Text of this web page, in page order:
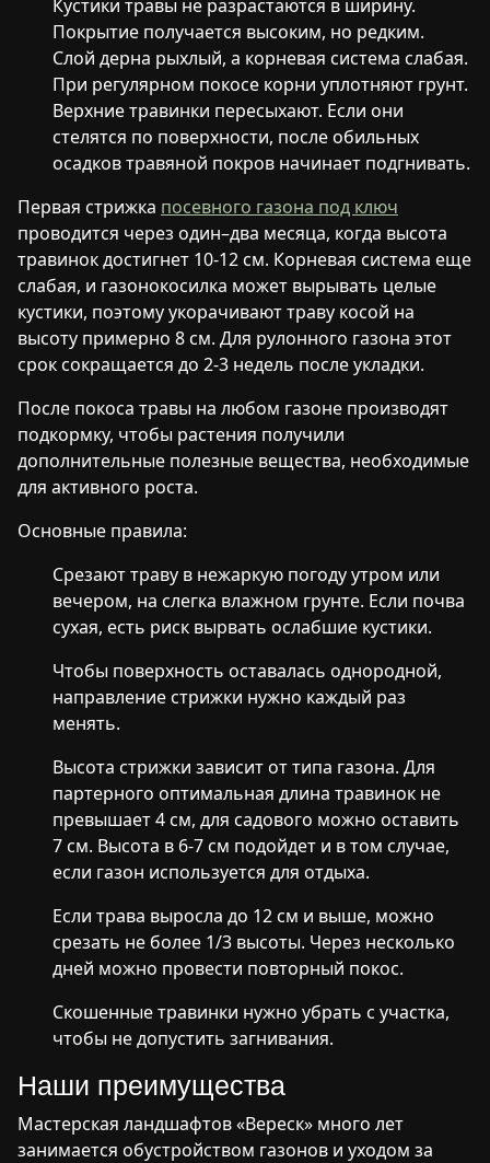
Кустики травы не разрастаются в ширину.
Покрытие получается высоким, но редким.
Слой дерна рыхлый, а корневая система слабая.
При регулярном покосе корни уплотняют грунт.
Верхние травинки пересыхают. Если они
стелятся по поверхности, после обильных
осадков травяной покров начинает подгнивать.
Первая стрижка посевного газона под ключ
проводится через один–два месяца, когда высота
травинок достигнет 10-12 см. Корневая система еще
слабая, и газонокосилка может вырывать целые
кустики, поэтому укорачивают траву косой на
высоту примерно 8 см. Для рулонного газона этот
срок сокращается до 2-3 недель после укладки.
После покоса травы на любом газоне производят
подкормку, чтобы растения получили
дополнительные полезные вещества, необходимые
для активного роста.
Основные правила:
Срезают траву в нежаркую погоду утром или
вечером, на слегка влажном грунте. Если почва
сухая, есть риск вырвать ослабшие кустики.
Чтобы поверхность оставалась однородной,
направление стрижки нужно каждый раз
менять.
Высота стрижки зависит от типа газона. Для
партерного оптимальная длина травинок не
превышает 4 см, для садового можно оставить
7 см. Высота в 6-7 см подойдет и в том случае,
если газон используется для отдыха.
Если трава выросла до 12 см и выше, можно
срезать не более 1/3 высоты. Через несколько
дней можно провести повторный покос.
Скошенные травинки нужно убрать с участка,
чтобы не допустить загнивания.
Наши преимущества
Мастерская ландшафтов«Вереск» много лет
занимается обустройством газонов и уходом за